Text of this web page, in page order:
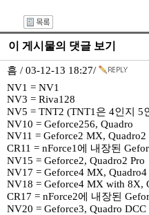
이 게시물의 댓글 보기
흠 / 03-12-13 18:27/
NV1 = NV1
NV3 = Riva128
NV5 = TNT2 (TNT1은 4인지 5
NV10 = Geforce256, Quadro
NV11 = Geforce2 MX,
CR11 = nForce1에 내장된
NV15 = Geforce2, Quadro2 Pro
NV17 = Geforce4 MX,
NV18 = Geforce4 MX with 8X,
CR17 = nForce2에 내장된
NV20 = Geforce3, Quadro DCC